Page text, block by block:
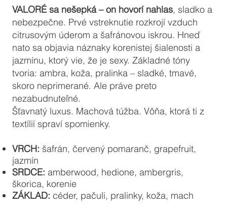
VALORÉ sa nešepká – on hovorí nahlas, sladko a
nebezpečne. Prvé vstreknutie rozkrojí vzduch
citrusovým úderom a šafránovou iskrou. Hneď
nato sa objavia náznaky korenistej šialenosti a
jazmínu, ktorý vie, že je sexy. Základné tóny
tvoria: ambra, koža, pralinka – sladké, tmavé,
skoro neprimerané. Ale práve preto
nezabudnuteľné.
Šťavnatý luxus. Machová túžba. Vôňa, ktorá ti z
textílií spraví spomienky.
VRCH: šafrán, červený pomaranč, grapefruit,
jazmín
SRDCE: amberwood, hedione, ambergris,
škorica, korenie
ZÁKLAD: céder, pačuli, pralinky, koža, mach